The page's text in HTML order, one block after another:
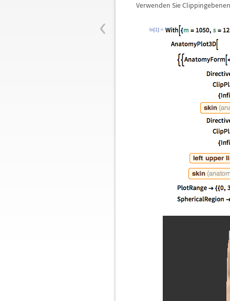
‹
Verwenden Sie
In[1]:=